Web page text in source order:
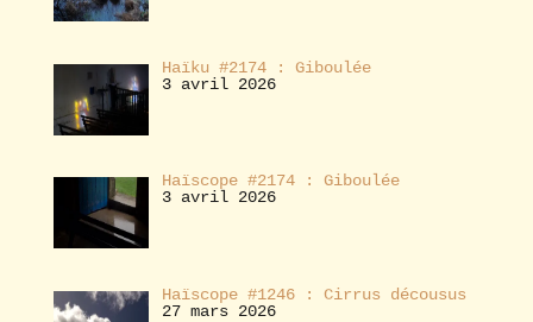
Haïku #2174 : Giboulée
3 avril 2026
Haïscope #2174 : Giboulée
3 avril 2026
Haïscope #1246 : Cirrus décousus
27 mars 2026